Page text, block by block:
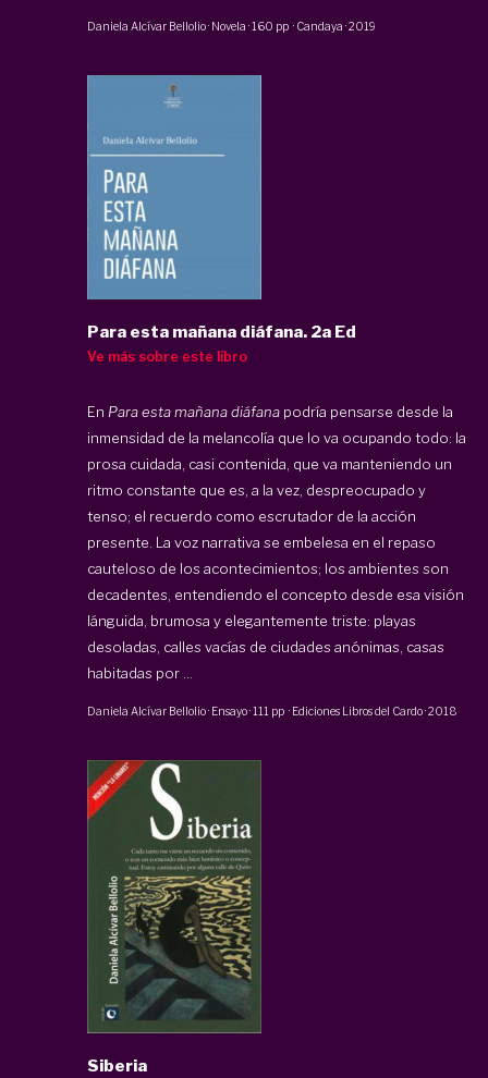
Daniela Alcívar Bellolio· Novela ·160 pp · Candaya ·2019
Para esta mañana diáfana. 2a Ed
Ve más sobre este libro
En Para esta mañana diáfana podría pensarse desde la
inmensidad de la melancolía que lo va ocupando todo: la
prosa cuidada, casi contenida, que va manteniendo un
ritmo constante que es, a la vez, despreocupado y
tenso; el recuerdo como escrutador de la acción
presente. La voz narrativa se embelesa en el repaso
cauteloso de los acontecimientos; los ambientes son
decadentes, entendiendo el concepto desde esa visión
lánguida, brumosa y elegantemente triste: playas
desoladas, calles vacías de ciudades anónimas, casas
habitadas por ...
Daniela Alcívar Bellolio· Ensayo·111 pp · Ediciones Libros del Cardo·2018
Siberia